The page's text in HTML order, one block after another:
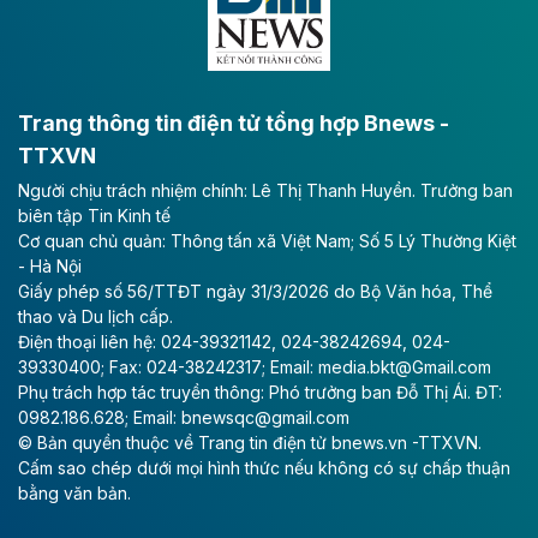
Tập đoàn Keppel (Singapore) bán toàn bộ 40% vốn
tại dự án Empire City với giá 270 triệu USD, chấm dứt
dự án.
Theo vnexpress.net
TP HCM cho phép chuyển mục đích sử
dụng gần 6.500 m2 đất làm khu nghỉ
dưỡng
UBND TP HCM cho phép Công ty Cổ phần Thủy Tiên
Bà Rịa - Vũng Tàu chuyển mục đích sử dụng gần
6.500 m2 đất tại phường Rạch Dừa để làm dự án Khu
khách sạn nghỉ dưỡng Đại Dương.
Theo vietnamfinance.vn
Vân Hồ Cloud Community đầu tư 3.000 tỷ
đồng làm khu đô thị ở Sơn La
Trang thông tin điện tử tổng hợp Bnews -
TTXVN
Người chịu trách nhiệm chính: Lê Thị Thanh Huyền. Trưởng ban
biên tập Tin Kinh tế
Cơ quan chủ quản: Thông tấn xã Việt Nam; Số 5 Lý Thường Kiệt
- Hà Nội
Giấy phép số 56/TTĐT ngày 31/3/2026 do Bộ Văn hóa, Thể
thao và Du lịch cấp.
Điện thoại liên hệ: 024-39321142, 024-38242694, 024-
39330400; Fax: 024-38242317; Email: media.bkt@Gmail.com
Phụ trách hợp tác truyền thông: Phó trưởng ban Đỗ Thị Ái. ĐT:
0982.186.628; Email: bnewsqc@gmail.com
© Bản quyền thuộc về Trang tin điện tử bnews.vn -TTXVN.
Cấm sao chép dưới mọi hình thức nếu không có sự chấp thuận
bằng văn bản.